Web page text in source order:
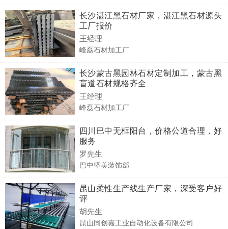
长沙湛江黑石材厂家，湛江黑石材源头
工厂报价
王经理
峰磊石材加工厂
长沙蒙古黑园林石材定制加工，蒙古黑
盲道石材规格齐全
王经理
峰磊石材加工厂
四川巴中无框阳台，价格公道合理，好
服务
罗先生
巴中坚美装饰部
昆山柔性生产线生产厂家，深受客户好
评
胡先生
昆山同创嘉工业自动化设备有限公司